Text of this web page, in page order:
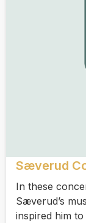
Sæverud
In these
Sæverud’s
inspired him